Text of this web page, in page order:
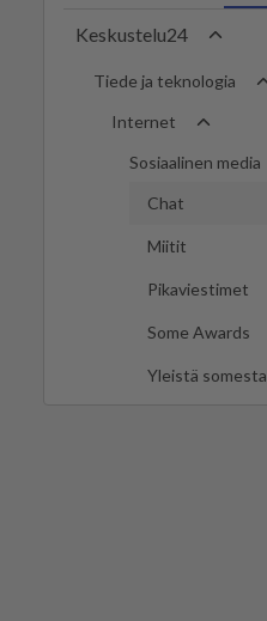
Keskustelu24
Tiede ja teknologia
Internet
Sosiaalinen media
Chat
Miitit
Pikaviestimet
Some Awards
Yleistä somesta